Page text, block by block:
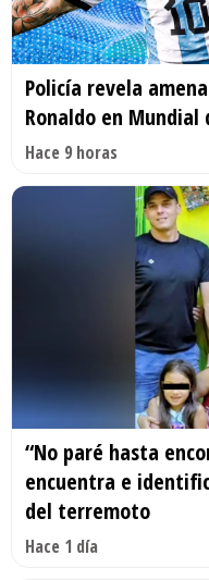
Policía revela
Ronaldo en Mundial
Hace 9 horas
“No paré hasta
encuentra e
del terremoto
Hace 1 día